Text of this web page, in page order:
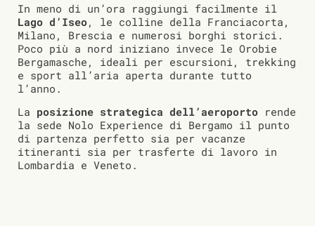
In meno di un’ora raggiungi facilmente il
Lago d’Iseo, le colline della Franciacorta,
Milano, Brescia e numerosi borghi storici.
Poco più a nord iniziano invece le Orobie
Bergamasche, ideali per escursioni, trekking
e sport all’aria aperta durante tutto
l’anno.
La posizione strategica dell’aeroporto rende
la sede Nolo Experience di Bergamo il punto
di partenza perfetto sia per vacanze
itineranti sia per trasferte di lavoro in
Lombardia e Veneto.